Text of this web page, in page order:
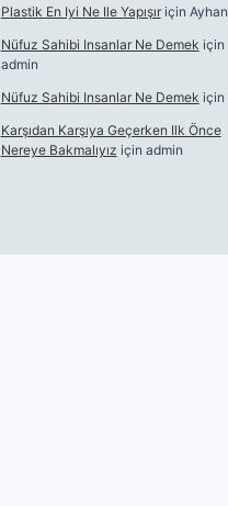
Plastik En Iyi Ne Ile Yapışıriçin Ayhan
Nüfuz Sahibi Insanlar Ne Demek için
admin
Nüfuz Sahibi Insanlar Ne Demek için
Karşıdan Karşıya Geçerken Ilk Önce
Nereye Bakmalıyız için admin